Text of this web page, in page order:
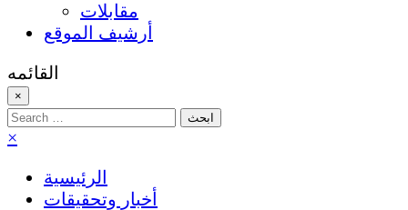
مقابلات
أرشيف الموقع
القائمه
×
Search
for:
×
الرئيسية
أخبار وتحقيقات